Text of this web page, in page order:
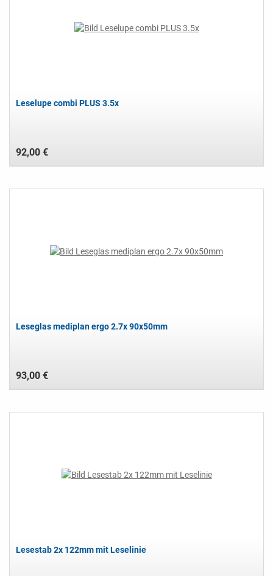
Leselupe combi PLUS 3.5x
92,00 €
Leseglas mediplan ergo 2.7x 90x50mm
93,00 €
Lesestab 2x 122mm mit Leselinie